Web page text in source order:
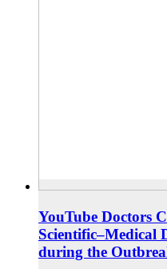
YouTube Doctors
Scientific–Medical
during the